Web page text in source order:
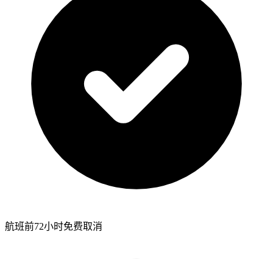
航班前72小时免费取消